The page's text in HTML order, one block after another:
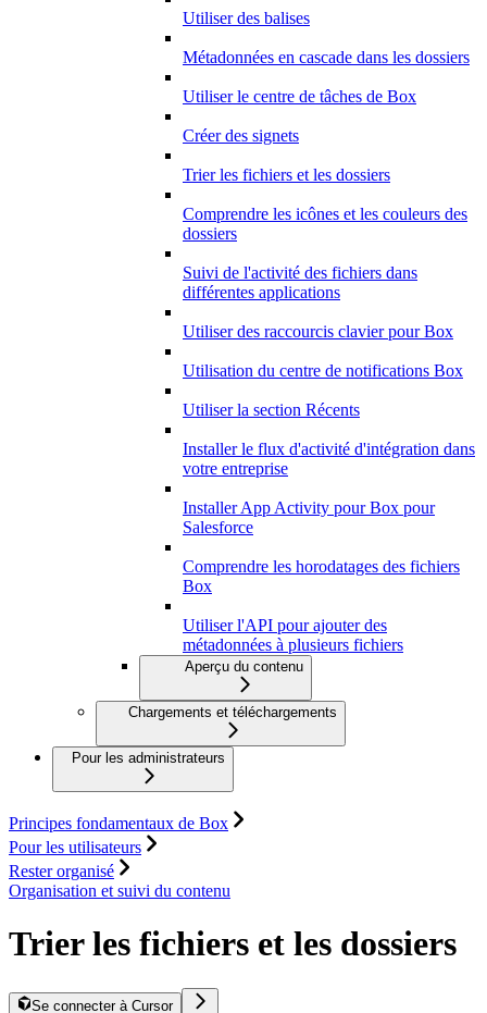
Utiliser des balises
Métadonnées en cascade dans les dossiers
Utiliser le centre de tâches de Box
Créer des signets
Trier les fichiers et les dossiers
Comprendre les icônes et les couleurs des
dossiers
Suivi de l'activité des fichiers dans
différentes applications
Utiliser des raccourcis clavier pour Box
Utilisation du centre de notifications Box
Utiliser la section Récents
Installer le flux d'activité d'intégration dans
votre entreprise
Installer App Activity pour Box pour
Salesforce
Comprendre les horodatages des fichiers
Box
Utiliser l'API pour ajouter des
métadonnées à plusieurs fichiers
Aperçu du contenu
Chargements et téléchargements
Pour les administrateurs
Principes fondamentaux de Box
Pour les utilisateurs
Rester organisé
Organisation et suivi du contenu
Trier les fichiers et les dossiers
Se connecter à Cursor